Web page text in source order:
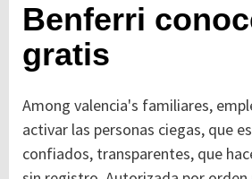
Benferri
gratis
Among valencia's familiares,
activar las personas ciegas, que
confiados, transparentes, que